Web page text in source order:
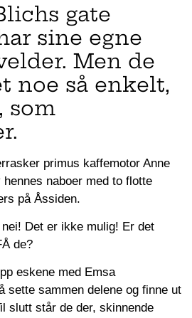
gate
sine egne
Men de
noe så enkelt,
som
primus kaffemotor Anne
naboer med to flotte
på Åssiden.
Det er ikke mulig! Er det
de?
eskene med Emsa
sette sammen delene og finne ut
slutt står de der, skinnende